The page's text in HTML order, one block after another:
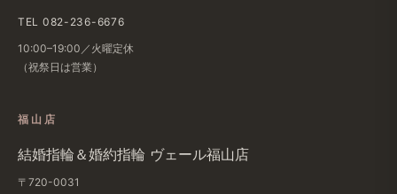
TEL 082-236-6676
10:00–19:00／火曜定休
（祝祭日は​営業）
福山店
結婚​指輪＆婚約指輪 ヴェール福山店
〒720-0031